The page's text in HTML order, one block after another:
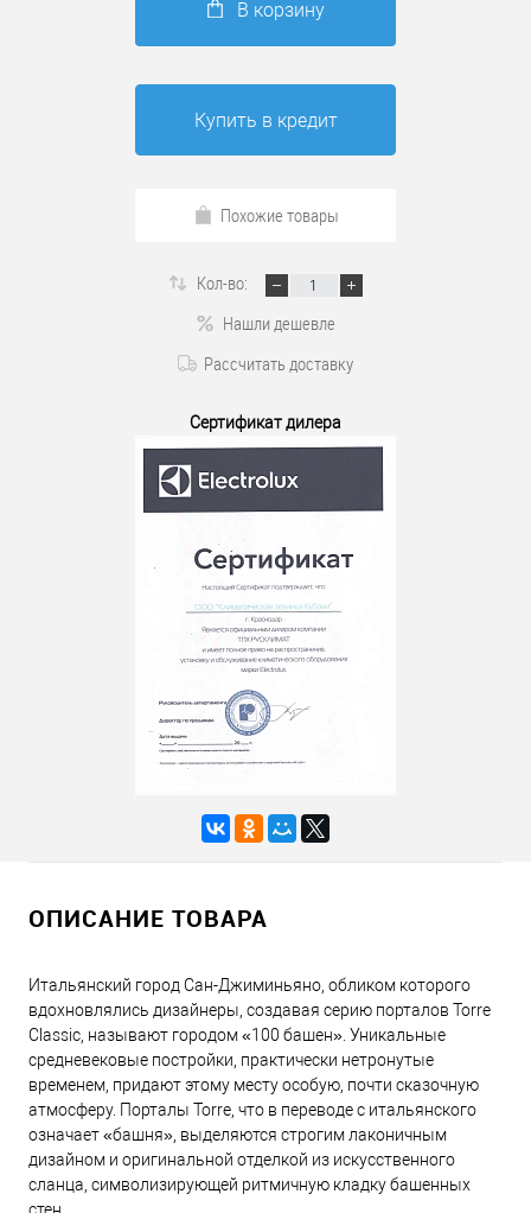
В корзину
Купить в кредит
Похожие товары
Кол-во:
Нашли дешевле
Рассчитать доставку
Сертификат дилера
ОПИСАНИЕ ТОВАРА
Итальянский город Сан-Джиминьяно, обликом которого
вдохновлялись дизайнеры, создавая серию порталов Torre
Classic, называют городом «100 башен». Уникальные
средневековые постройки, практически нетронутые
временем, придают этому месту особую, почти сказочную
атмосферу. Порталы Torre, что в переводе с итальянского
означает «башня», выделяются строгим лаконичным
дизайном и оригинальной отделкой из искусственного
сланца, символизирующей ритмичную кладку башенных